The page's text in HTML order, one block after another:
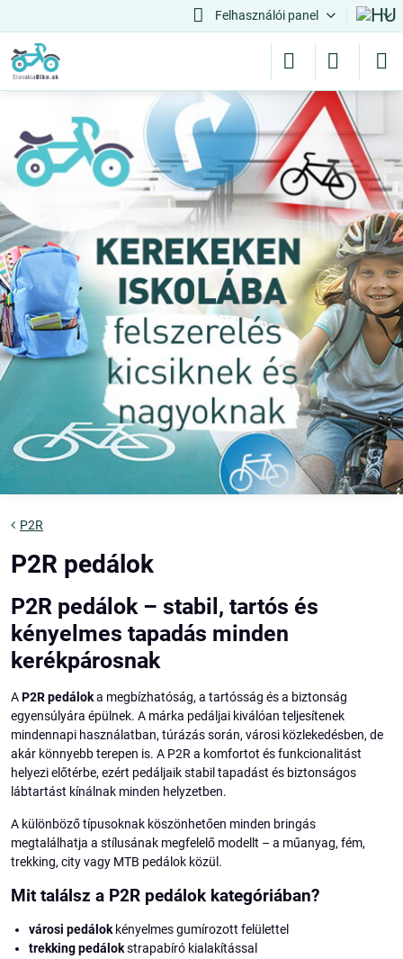
Felhasználói panel
P2R
P2R pedálok
P2R pedálok – stabil, tartós és
kényelmes tapadás minden
kerékpárosnak
AP2R pedáloka megbízhatóság, a tartósság és a biztonság
egyensúlyára épülnek. A márka pedáljai kiválóan teljesítenek
mindennapi használatban, túrázás során, városi közlekedésben, de
akár könnyebb terepen is. A P2R a komfortot és funkcionalitást
helyezi előtérbe, ezért pedáljaik stabil tapadást és biztonságos
lábtartást kínálnak minden helyzetben.
A különböző típusoknak köszönhetően minden bringás
megtalálhatja a stílusának megfelelő modellt – a műanyag, fém,
trekking, city vagy MTB pedálok közül.
Mit találsz a P2R pedálok kategóriában?
városi pedálok kényelmes gumírozott felülettel
trekking pedálokstrapabíró kialakítással